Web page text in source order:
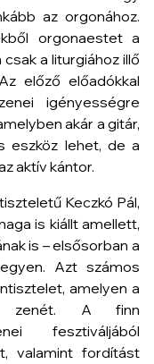
az orgonához.
orgonaestet a
a liturgiához illő
előző előadókkal
igényességre
akár a gitár,
eszköz lehet, de a
aktív kántor.
Keczkó Pál,
is kiállt amellett,
is – elsősorban a
Azt számos
amelyen a
zenét. A finn
fesztiváljából
valamint fordítást